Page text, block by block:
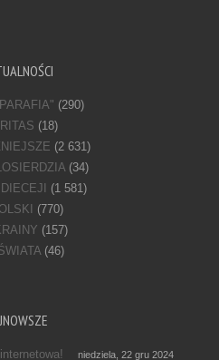
(290)
(18)
(2 631)
(34)
(1 581)
(770)
(157)
(46)
niedziela, 22 gru 2024